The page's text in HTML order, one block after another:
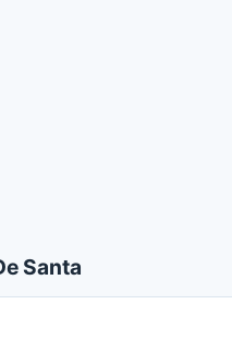
Santa